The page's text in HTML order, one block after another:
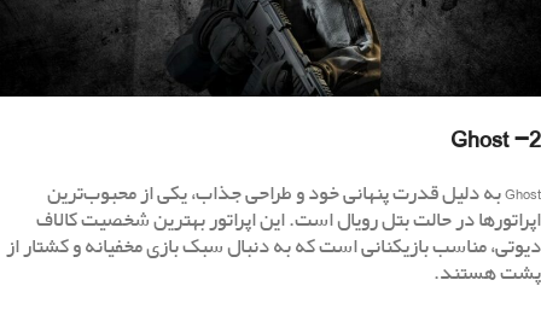
2- Ghost
Ghost به دلیل قدرت پنهانی خود و طراحی جذاب، یکی از محبوب‌ترین
اپراتورها در حالت بتل رویال است. این اپراتور بهترین شخصیت‌ کالاف
دیوتی، مناسب بازیکنانی است که به دنبال سبک بازی مخفیانه و کشتار از
پشت هستند.